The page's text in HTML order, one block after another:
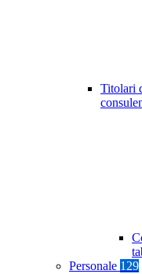
Titolari
Personale 129